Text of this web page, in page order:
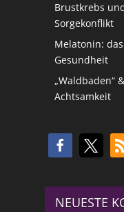
Brustkrebs
Sorgekonflikt
Melatonin:
Gesundheit
„Waldbaden“
Achtsamkeit
NEUESTE